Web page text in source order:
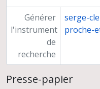
Générer
l'instrument
de
recherche
serge-
proche-
Presse-papier